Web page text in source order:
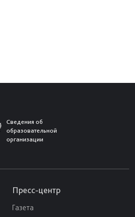
Сведения об
образовательной
организации
Пресс-центр
Газета